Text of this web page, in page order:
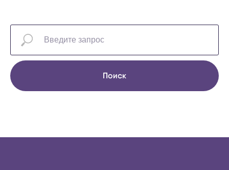
Поиск